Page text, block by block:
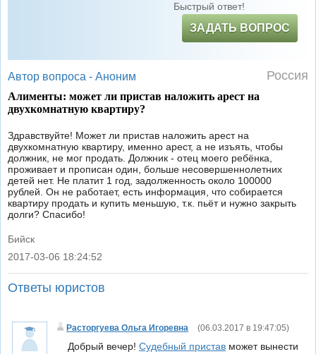
Быстрый ответ!
ЗАДАТЬ ВОПРОС
Автор вопроса - Аноним Россия
Алименты: может ли пристав наложить арест на
двухкомнатную квартиру?
Здравствуйте! Может ли пристав наложить арест на
двухкомнатную квартиру, именно арест, а не изъять, чтобы
должник, не мог продать. Должник - отец моего ребёнка,
проживает и прописан один, больше несовершеннолетних
детей нет. Не платит 1 год, задолженность около 100000
рублей. Он не работает, есть информация, что собирается
квартиру продать и купить меньшую, т.к. пьёт и нужно закрыть
долги? Спасибо!
Бийск
|
2017-03-06 18:24:52
Ответы юристов
Расторгуева Ольга Игоревна (06.03.2017 в 19:47:05)
Добрый вечер! Судебный пристав может вынести